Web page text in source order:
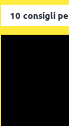
10 consigli